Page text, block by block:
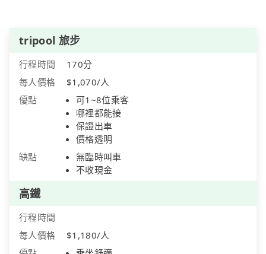
tripool 旅步
行程時間
170分
每人價格
$1,070/人
優點
可1~8位乘客
哪裡都能接
保證出車
價格透明
缺點
無臨時叫車
不收現金
高鐵
行程時間
每人價格
$1,180/人